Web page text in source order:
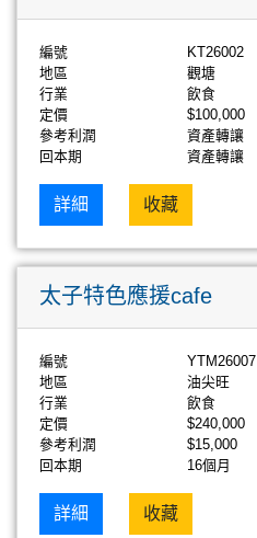
編號
KT26002
地區
觀塘
行業
飲食
定價
$100,000
參考利潤
資產轉讓
回本期
資產轉讓
詳細 收藏
太子特色應援cafe
編號
YTM26007
地區
油尖旺
行業
飲食
定價
$240,000
參考利潤
$15,000
回本期
16個月
詳細 收藏